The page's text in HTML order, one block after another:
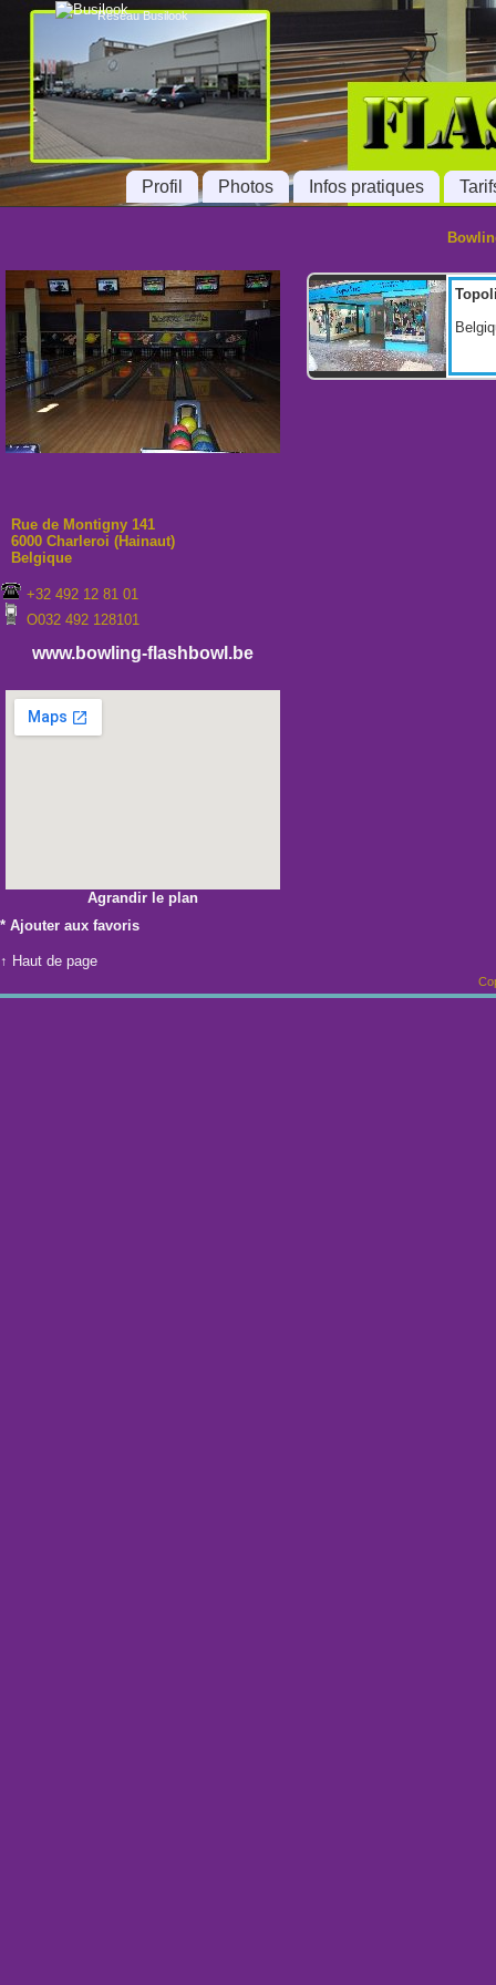
Réseau Busilook
Profil Photos Infos pratiques
Rue de Montigny 141
6000 Charleroi (Hainaut)
Belgique
+32 492 12 81 01
O032 492 128101
www.bowling-flashbowl.be
Agrandir le plan
* Ajouter aux favoris
↑ Haut de page